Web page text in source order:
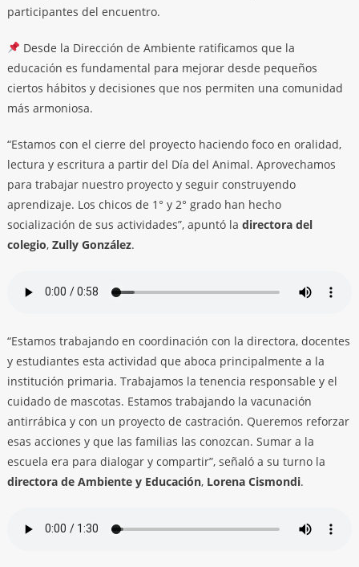
participantes del encuentro.
Desde la Dirección de Ambiente ratificamos que la
educación es fundamental para mejorar desde pequeños
ciertos hábitos y decisiones que nos permiten una comunidad
más armoniosa.
“Estamos con el cierre del proyecto haciendo foco en oralidad,
lectura y escritura a partir del Día del Animal. Aprovechamos
para trabajar nuestro proyecto y seguir construyendo
aprendizaje. Los chicos de 1° y 2° grado han hecho
socialización de sus actividades”, apuntó la directora del
colegio, Zully González.
“Estamos trabajando en coordinación con la directora, docentes
y estudiantes esta actividad que aboca principalmente a la
institución primaria. Trabajamos la tenencia responsable y el
cuidado de mascotas. Estamos trabajando la vacunación
antirrábica y con un proyecto de castración. Queremos reforzar
esas acciones y que las familias las conozcan. Sumar a la
escuela era para dialogar y compartir”, señaló a su turno la
directora de Ambiente y Educación, Lorena Cismondi.